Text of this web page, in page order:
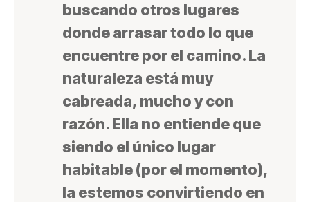
buscando otros lugares
donde arrasar todo lo que
encuentre por el camino. La
naturaleza está muy
cabreada, mucho y con
razón. Ella no entiende que
siendo el único lugar
habitable (por el momento),
la estemos convirtiendo en